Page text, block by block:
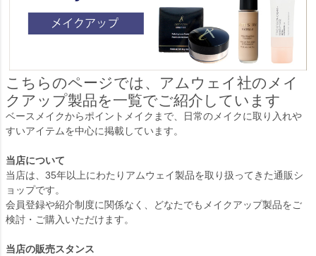
こちらのページでは、アムウェイ社のメイ
クアップ製品を一覧でご紹介しています
ベースメイクからポイントメイクまで、日常のメイクに取り入れや
すいアイテムを中心に掲載しています。
当店について
当店は、35年以上にわたりアムウェイ製品を取り扱ってきた通販シ
ョップです。
会員登録や紹介制度に関係なく、どなたでもメイクアップ製品をご
検討・ご購入いただけます。
当店の販売スタンス